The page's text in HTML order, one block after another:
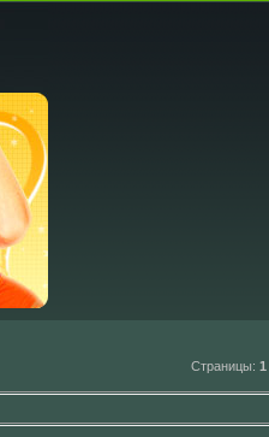
Страницы: 1